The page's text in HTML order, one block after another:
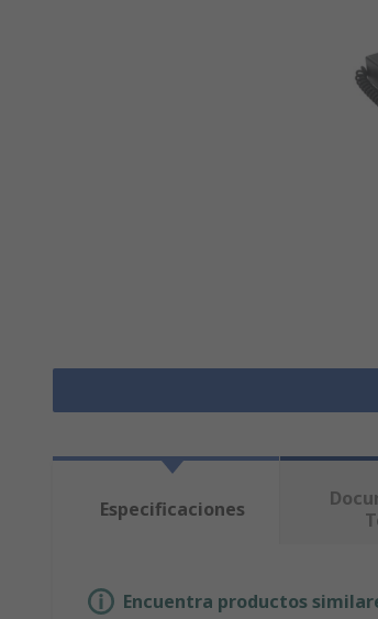
Especificaciones
Encuentra productos